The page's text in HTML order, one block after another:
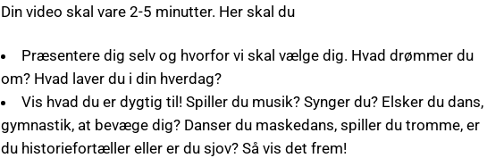
Din video skal vare 2-5 minutter. Her skal du
Præsentere dig selv og hvorfor vi skal vælge dig. Hvad drømmer du
om? Hvad laver du i din hverdag?
Vis hvad du er dygtig til! Spiller du musik? Synger du? Elsker du dans,
gymnastik, at bevæge dig? Danser du maskedans, spiller du tromme, er
du historiefortæller eller er du sjov? Så vis det frem!